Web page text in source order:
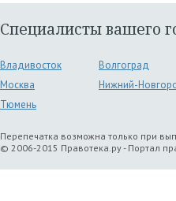
Специалисты вашего
Владивосток
Волгоград
Москва
Нижний-
Тюмень
Перепечатка возможна только при
© 2006-2015 Правотека.ру - Портал